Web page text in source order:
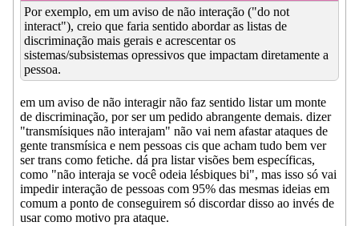
Por exemplo, em um aviso de não interação ("do not
interact"), creio que faria sentido abordar as listas de
discriminação mais gerais e acrescentar os
sistemas/subsistemas opressivos que impactam diretamente a
pessoa.
em um aviso de não interagir não faz sentido listar um monte
de discriminação, por ser um pedido abrangente demais. dizer
"transmísiques não interajam" não vai nem afastar ataques de
gente transmísica e nem pessoas cis que acham tudo bem ver
ser trans como fetiche. dá pra listar visões bem específicas,
como "não interaja se você odeia lésbiques bi", mas isso só vai
impedir interação de pessoas com 95% das mesmas ideias em
comum a ponto de conseguirem só discordar disso ao invés de
usar como motivo pra ataque.